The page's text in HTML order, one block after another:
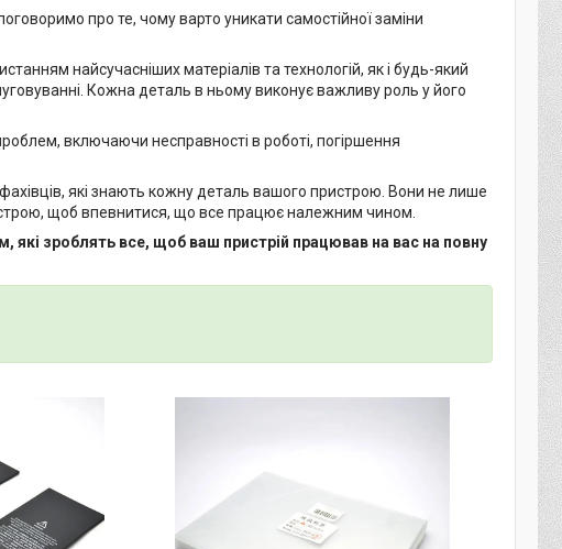
про те, чому варто уникати самостійної заміни
найсучасніших матеріалів та технологій, як і будь-який
Кожна деталь в ньому виконує важливу роль у його
включаючи несправності в роботі, погіршення
які знають кожну деталь вашого пристрою. Вони не лише
щоб впевнитися, що все працює належним чином.
зроблять все, щоб ваш пристрій працював на вас на повну